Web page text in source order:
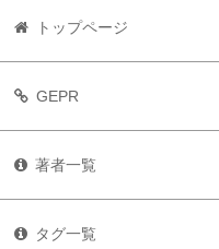
トップページ
GEPR
著者一覧
タグ一覧